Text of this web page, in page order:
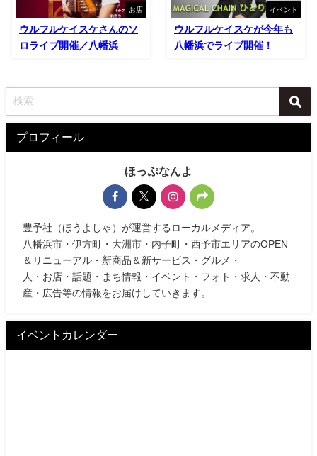
お店
ウルフルケイスケさんのソ
ロライブ開催／八幡浜
イベント
ウルフルケイスケが今年も
八幡浜でライブ開催！
プロフィール
ほっぷなんよ
豊予社（ほうよしゃ）が運営するローカルメディア。
八幡浜市・伊方町・大洲市・内子町・西予市エリアのOPEN
＆リニューアル・新商品＆新サービス・グルメ・
人・お店・話題・まち情報・イベント・フォト・求人・不動
産・広告等の情報をお届けしていきます。
イベントカレンダー